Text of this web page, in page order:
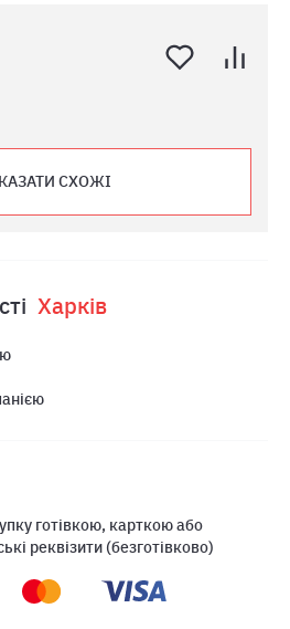
СХОЖІ
Харкiв
готівкою, карткою або
реквізити (безготівково)